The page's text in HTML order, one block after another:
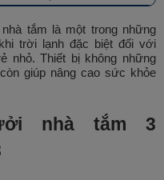
tắm là một trong những
trời lạnh đặc biệt đối với
nhỏ. Thiết bị không những
giúp nâng cao sức khỏe
nhà tắm 3